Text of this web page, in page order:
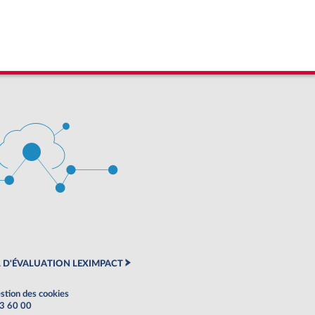
D'ÉVALUATION LEXIMPACT
des cookies
60 00